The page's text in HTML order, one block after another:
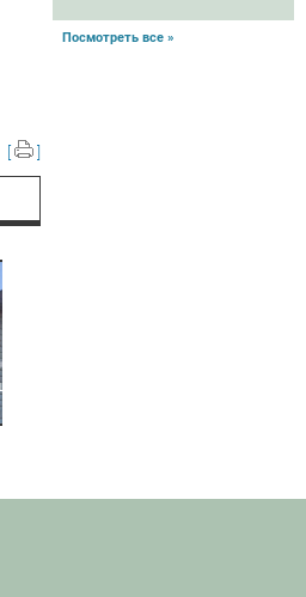
Посмотреть все »
харьковская